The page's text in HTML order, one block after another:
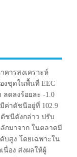
คารสงเคราะห์
งชุดในพื้นที่ EEC
ลดลงร้อยละ -1.0
ค่าดัชนีอยู่ที่ 102.9
ดัชนีดังกล่าว ปรับ
กมาจาก ในตลาดมี
บสูง โดยเฉพาะใน
นื่อง ส่งผลให้ผู้